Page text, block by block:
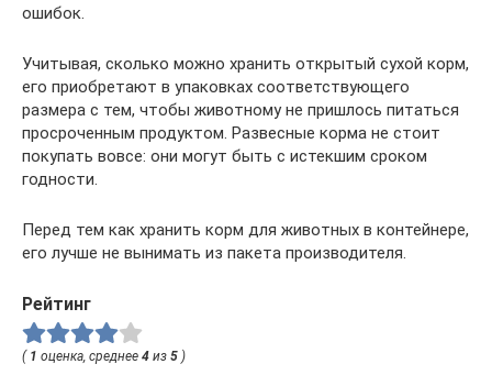
ошибок.
Учитывая, сколько можно хранить открытый сухой корм,
его приобретают в упаковках соответствующего
размера с тем, чтобы животному не пришлось питаться
просроченным продуктом. Развесные корма не стоит
покупать вовсе: они могут быть с истекшим сроком
годности.
Перед тем как хранить корм для животных в контейнере,
его лучше не вынимать из пакета производителя.
Рейтинг
( 1 оценка, среднее 4 из 5 )